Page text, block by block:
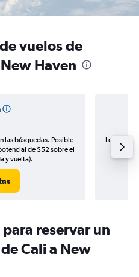
vuelos de
Haven
las búsquedas. Posible
de $52 sobre el
y vuelta).
Los
de
reservar un
Cali a New